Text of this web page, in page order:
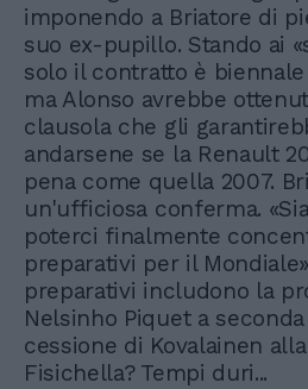
imponendo a Briatore di
suo ex-pupillo. Stando ai
solo il contratto è
ma Alonso avrebbe
clausola che gli
andarsene se la Renault
pena come quella 2007.
un'ufficiosa conferma.
poterci finalmente
preparativi per il
preparativi includono la
Nelsinho Piquet a
cessione di Kovalainen
Fisichella? Tempi duri...